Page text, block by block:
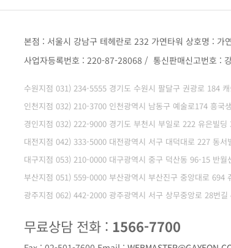
본점 : 서울시 강남구 테헤란로 232 가연타워 상호명 :
사업자등록번호 : 220-87-28068 / 통신판매신고번호 :
수원지점 031) 234-5555 경기도 수원시 팔달구 권광로 184
인천지점 032) 210-3700 인천광역시 남동구 예술로174 흥국
경인지점 032) 222-9000 경기도 부천시 부일로 222 유은빌딩
대전지점 042) 333-5000 대전광역시 서구 대덕대로 227 동서
대구지점 053) 210-0000 대구광역시 중구 덕산동 96-15 반월
부산지점 051) 559-0000 부산광역시 부산진구 중앙대로 694
광주지점 062) 442-2000 광주광역시 서구 상무중앙로 28번
무료상담 전화 : 1566-7700